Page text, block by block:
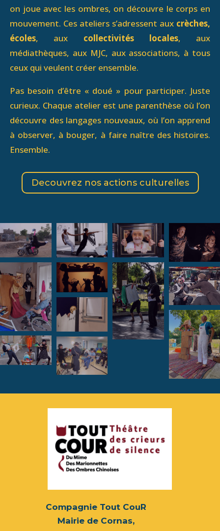
on joue avec les ombres, on découvre le corps en
mouvement. Ces ateliers s’adressent aux crèches,
écoles, aux collectivités locales, aux
médiathèques, aux MJC, aux associations, à tous
ceux qui veulent créer ensemble.
Pas besoin d’être « doué » pour participer. Juste
curieux. Chaque atelier est une parenthèse où l’on
découvre des langages nouveaux, où l’on apprend
à observer, à bouger, à faire naître des histoires.
Ensemble.
Decouvrez nos actions culturelles
Compagnie Tout CouR
Mairie de Cornas,